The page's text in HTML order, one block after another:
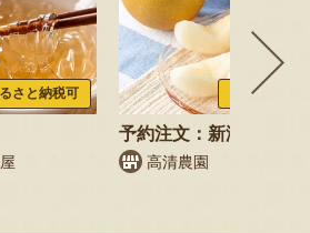
さと納税可 ふるさと納
予約注文：新潟県産 梨
高清農園